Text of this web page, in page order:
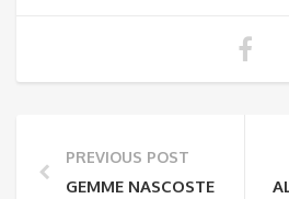
PREVIOUS POST
GEMME NASCOSTE